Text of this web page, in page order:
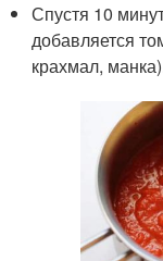
Спустя 10
добавляется
крахмал,